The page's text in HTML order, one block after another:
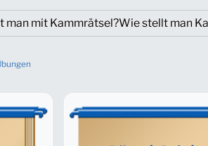
man mit Kammrätsel?Wie stellt man